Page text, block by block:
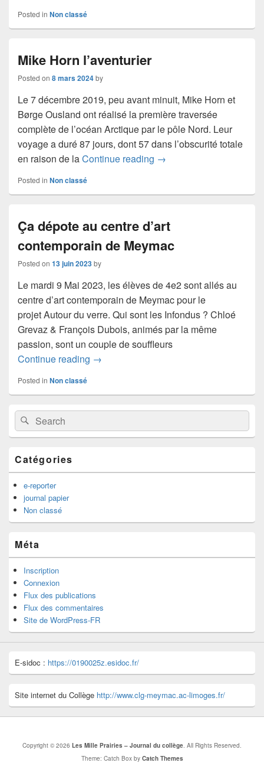
Posted in Non classé
Mike Horn l’aventurier
Posted on 8 mars 2024by
Le 7 décembre 2019, peu avant minuit, Mike Horn et
Børge Ousland ont réalisé la première traversée
complète de l’océan Arctique par le pôle Nord. Leur
voyage a duré 87 jours, dont 57 dans l’obscurité totale
en raison de laContinue reading Mike Horn l’aventurier
→
Posted in Non classé
Ça dépote au centre d’art
contemporain de Meymac
Posted on 13 juin 2023by
Le mardi 9 Mai 2023, les élèves de 4e2 sont allés au
centre d’art contemporain de Meymac pour le
projet Autour du verre. Qui sont les Infondus ? Chloé
Grevaz & François Dubois, animés par la même
passion, sont un couple de souffleurs
Continue reading Ça dépote au centre d’art contemporain
→
Posted in Non classé
Primary
Sidebar
Widget
Area
Search
for:
Search
Catégories
e-reporter
journal papier
Non classé
Méta
Inscription
Connexion
Flux des publications
Flux des commentaires
Site de WordPress-FR
E-sidoc : https://0190025z.esidoc.fr/
Site internet du Collège http://www.clg-meymac.ac-limoges.fr/
Copyright © 2026 Les Mille Prairies – Journal du collège. All Rights Reserved.
Theme: Catch Box by Catch Themes